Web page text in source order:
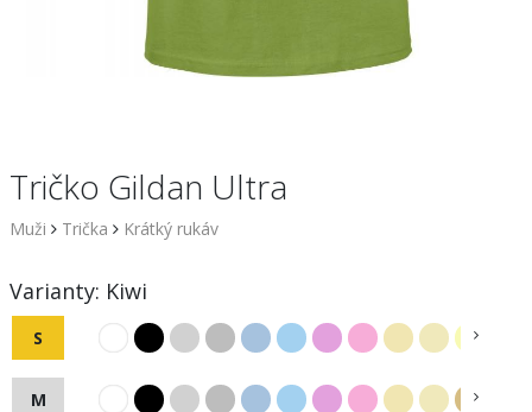
Tričko Gildan Ultra
Muži Trička Krátký rukáv
Varianty: Kiwi
S
M